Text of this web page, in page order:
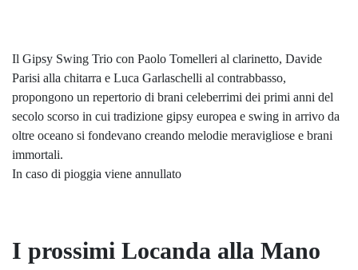
Il Gipsy Swing Trio con Paolo Tomelleri al clarinetto, Davide
Parisi alla chitarra e Luca Garlaschelli al contrabbasso,
propongono un repertorio di brani celeberrimi dei primi anni del
secolo scorso in cui tradizione gipsy europea e swing in arrivo da
oltre oceano si fondevano creando melodie meravigliose e brani
immortali.
In caso di pioggia viene annullato
I prossimi Locanda alla Mano